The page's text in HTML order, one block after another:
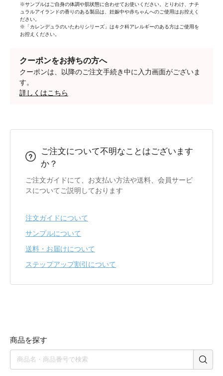
※サンプルはご自身の体調や肌状態に合わせてお使いください。とりわけ、ナチ
ュラルアイランドの香りのある製品は、妊娠中や赤ちゃんへのご使用はお控えく
ださい。
※「カレンデュラのいたわりシリーズ」はキク科アレルギーのある方はご使用を
お控えください。
クーポンをお持ちの方へ
クーポンは、以降のご注文手続き中に入力画面がございま
す。
詳しくはこちら
ご注文について不明なことはございます
か？
ご注文ガイドにて、お支払い方法や送料、会員サービ
スについてご説明しております
注文ガイドについて
サンプルについて
送料・お届けについて
ステップアップ割引について
商品を探す